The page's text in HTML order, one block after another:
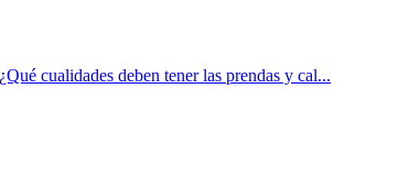
cualidades deben tener las prendas y cal...